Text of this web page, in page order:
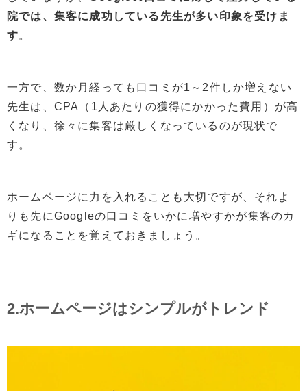
院では、集客に成功している先生が多い印象を受けま
す。
一方で、数か月経っても口コミが1～2件しか増えない
先生は、CPA（1人あたりの獲得にかかった費用）が高
くなり、徐々に集客は厳しくなっているのが現状で
す。
ホームページに力を入れることも大切ですが、それよ
りも先にGoogleの口コミをいかに増やすかが集客のカ
ギになることを覚えておきましょう。
2.ホームページはシンプルがトレンド